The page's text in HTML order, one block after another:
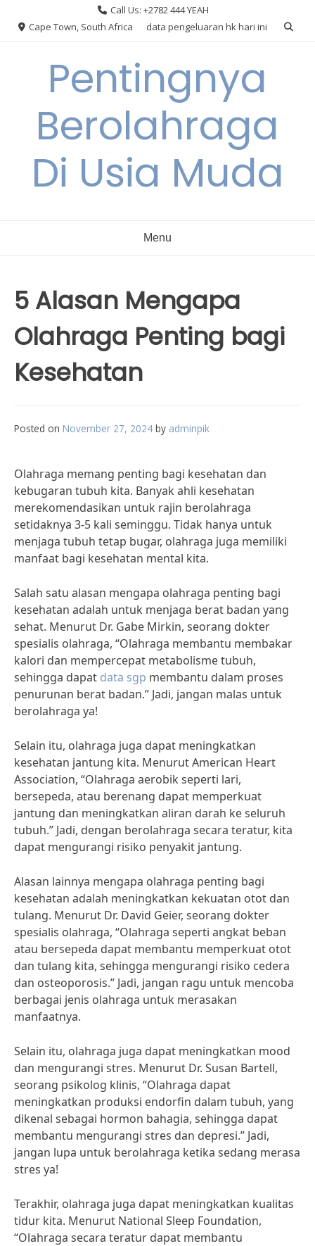
Call Us: +2782 444 YEAH
Cape Town, South Africa
data pengeluaran hk hari ini
Pentingnya
Berolahraga
Di Usia Muda
Menu
5 Alasan Mengapa
Olahraga Penting bagi
Kesehatan
Posted on November 27, 2024 by adminpik
Olahraga memang penting bagi kesehatan dan
kebugaran tubuh kita. Banyak ahli kesehatan
merekomendasikan untuk rajin berolahraga
setidaknya 3-5 kali seminggu. Tidak hanya untuk
menjaga tubuh tetap bugar, olahraga juga memiliki
manfaat bagi kesehatan mental kita.
Salah satu alasan mengapa olahraga penting bagi
kesehatan adalah untuk menjaga berat badan yang
sehat. Menurut Dr. Gabe Mirkin, seorang dokter
spesialis olahraga, “Olahraga membantu membakar
kalori dan mempercepat metabolisme tubuh,
sehingga dapat data sgp membantu dalam proses
penurunan berat badan.” Jadi, jangan malas untuk
berolahraga ya!
Selain itu, olahraga juga dapat meningkatkan
kesehatan jantung kita. Menurut American Heart
Association, “Olahraga aerobik seperti lari,
bersepeda, atau berenang dapat memperkuat
jantung dan meningkatkan aliran darah ke seluruh
tubuh.” Jadi, dengan berolahraga secara teratur, kita
dapat mengurangi risiko penyakit jantung.
Alasan lainnya mengapa olahraga penting bagi
kesehatan adalah meningkatkan kekuatan otot dan
tulang. Menurut Dr. David Geier, seorang dokter
spesialis olahraga, “Olahraga seperti angkat beban
atau bersepeda dapat membantu memperkuat otot
dan tulang kita, sehingga mengurangi risiko cedera
dan osteoporosis.” Jadi, jangan ragu untuk mencoba
berbagai jenis olahraga untuk merasakan
manfaatnya.
Selain itu, olahraga juga dapat meningkatkan mood
dan mengurangi stres. Menurut Dr. Susan Bartell,
seorang psikolog klinis, “Olahraga dapat
meningkatkan produksi endorfin dalam tubuh, yang
dikenal sebagai hormon bahagia, sehingga dapat
membantu mengurangi stres dan depresi.” Jadi,
jangan lupa untuk berolahraga ketika sedang merasa
stres ya!
Terakhir, olahraga juga dapat meningkatkan kualitas
tidur kita. Menurut National Sleep Foundation,
“Olahraga secara teratur dapat membantu